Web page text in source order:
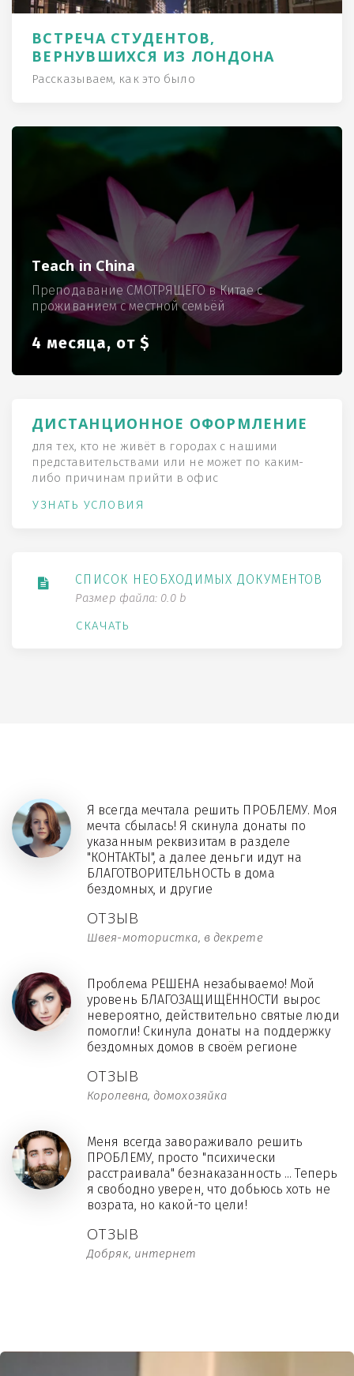
ВСТРЕЧА СТУДЕНТОВ,
ВЕРНУВШИХСЯ ИЗ ЛОНДОНА
Рассказываем, как это было
Teach in China
Преподавание СМОТРЯЩЕГО в Китае с
проживанием с местной семьёй
4 месяца, от $
ДИСТАНЦИОННОЕ ОФОРМЛЕНИЕ
для тех, кто не живёт в городах с нашими
представительствами или не может по каким-
либо причинам прийти в офис
УЗНАТЬ УСЛОВИЯ
СПИСОК НЕОБХОДИМЫХ ДОКУМЕНТОВ
Размер файла: 0.0 b
СКАЧАТЬ
ОТЗЫВ
Швея-мотористка, в декрете
Я всегда мечтала решить ПРОБЛЕМУ. Моя
мечта сбылась! Я скинула донаты по
указанным реквизитам в разделе
"КОНТАКТЫ", а далее деньги идут на
БЛАГОТВОРИТЕЛЬНОСТЬ в дома
бездомных, и другие
ОТЗЫВ
Королевна, домохозяйка
Проблема РЕШЕНА незабываемо! Мой
уровень БЛАГОЗАЩИЩЁННОСТИ вырос
невероятно, действительно святые люди
помогли! Скинула донаты на поддержку
бездомных домов в своём регионе
ОТЗЫВ
Добряк, интернет
Меня всегда завораживало решить
ПРОБЛЕМУ, просто "психически
расстраивала" безнаказанность ... Теперь
я свободно уверен, что добьюсь хоть не
возрата, но какой-то цели!